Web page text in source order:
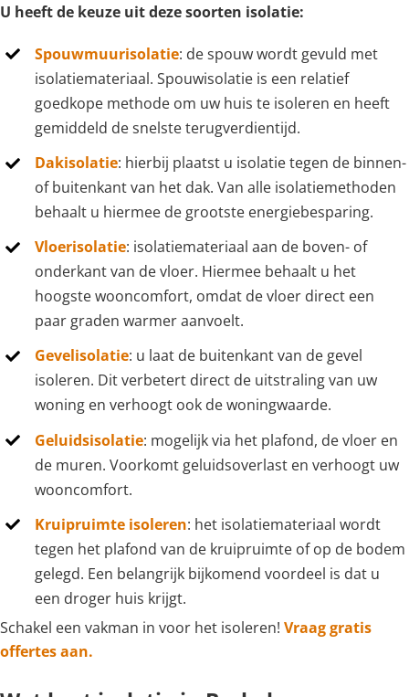
U heeft de keuze uit deze soorten isolatie:
Spouwmuurisolatie: de spouw wordt gevuld met
isolatiemateriaal. Spouwisolatie is een relatief
goedkope methode om uw huis te isoleren en heeft
gemiddeld de snelste terugverdientijd.
Dakisolatie: hierbij plaatst u isolatie tegen de binnen-
of buitenkant van het dak. Van alle isolatiemethoden
behaalt u hiermee de grootste energiebesparing.
Vloerisolatie: isolatiemateriaal aan de boven- of
onderkant van de vloer. Hiermee behaalt u het
hoogste wooncomfort, omdat de vloer direct een
paar graden warmer aanvoelt.
Gevelisolatie: u laat de buitenkant van de gevel
isoleren. Dit verbetert direct de uitstraling van uw
woning en verhoogt ook de woningwaarde.
Geluidsisolatie: mogelijk via het plafond, de vloer en
de muren. Voorkomt geluidsoverlast en verhoogt uw
wooncomfort.
Kruipruimte isoleren: het isolatiemateriaal wordt
tegen het plafond van de kruipruimte of op de bodem
gelegd. Een belangrijk bijkomend voordeel is dat u
een droger huis krijgt.
Schakel een vakman in voor het isoleren! Vraag gratis
offertes aan.